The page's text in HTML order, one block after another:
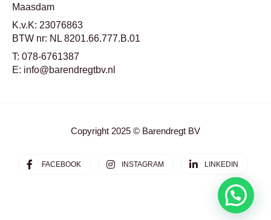
Maasdam
K.v.K: 23076863
BTW nr: NL 8201.66.777.B.01
T: 078-6761387
E: info@barendregtbv.nl
Copyright 2025 © Barendregt BV
FACEBOOK INSTAGRAM LINKEDIN